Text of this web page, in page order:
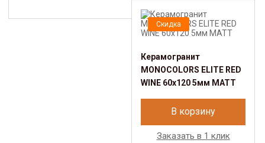
Скидка
Керамогранит
MONOCOLORS ELITE RED
WINE 60х120 5мм MATT
В корзину
Заказать в 1 клик